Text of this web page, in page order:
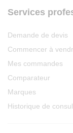
Services
Demande de devis
Commencer à
Mes commandes
Comparateur
Marques
Historique de